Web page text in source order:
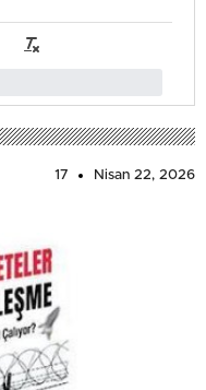
17 Nisan 22, 2026